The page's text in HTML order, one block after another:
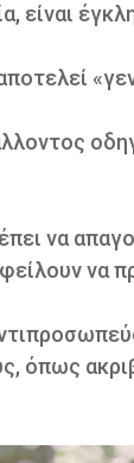
είναι
να
να
όπως